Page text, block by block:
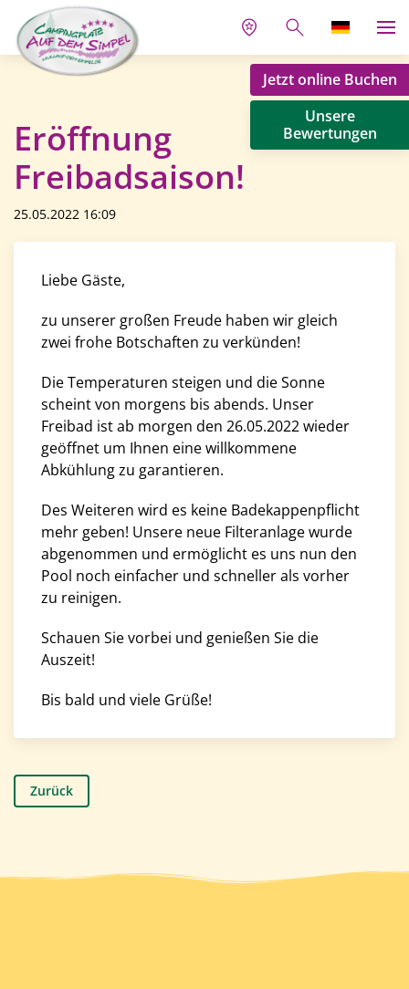
Jetzt online Buchen
Unsere
Bewertungen
Eröffnung
Freibadsaison!
25.05.2022 16:09
Liebe Gäste,
zu unserer großen Freude haben wir gleich
zwei frohe Botschaften zu verkünden!
Die Temperaturen steigen und die Sonne
scheint von morgens bis abends. Unser
Freibad ist ab morgen den 26.05.2022 wieder
geöffnet um Ihnen eine willkommene
Abkühlung zu garantieren.
Des Weiteren wird es keine Badekappenpflicht
mehr geben! Unsere neue Filteranlage wurde
abgenommen und ermöglicht es uns nun den
Pool noch einfacher und schneller als vorher
zu reinigen.
Schauen Sie vorbei und genießen Sie die
Auszeit!
Bis bald und viele Grüße!
Zurück